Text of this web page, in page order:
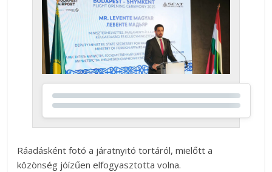
Ráadásként fotó a járatnyitó tortáról, mielőtt a
közönség jóízűen elfogyasztotta volna.